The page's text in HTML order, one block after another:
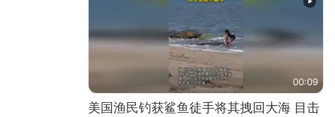
00:09
美国渔民钓获鲨鱼徒手将其拽回大海 目击